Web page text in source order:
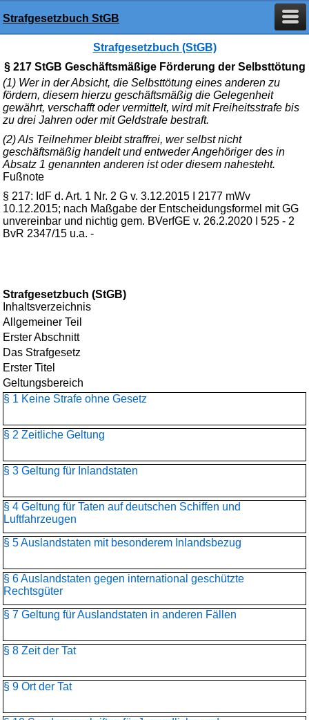
Strafgesetzbuch StGB
Strafgesetzbuch (StGB)
§ 217 StGB Geschäftsmäßige Förderung der Selbsttötung
(1) Wer in der Absicht, die Selbsttötung eines anderen zu
fördern, diesem hierzu geschäftsmäßig die Gelegenheit
gewährt, verschafft oder vermittelt, wird mit Freiheitsstrafe bis
zu drei Jahren oder mit Geldstrafe bestraft.
(2) Als Teilnehmer bleibt straffrei, wer selbst nicht
geschäftsmäßig handelt und entweder Angehöriger des in
Absatz 1 genannten anderen ist oder diesem nahesteht.
Fußnote
§ 217: IdF d. Art. 1 Nr. 2 G v. 3.12.2015 I 2177 mWv
10.12.2015; nach Maßgabe der Entscheidungsformel mit GG
unvereinbar und nichtig gem. BVerfGE v. 26.2.2020 I 525 - 2
BvR 2347/15 u.a. -
Strafgesetzbuch (StGB)
Inhaltsverzeichnis
Allgemeiner Teil
Erster Abschnitt
Das Strafgesetz
Erster Titel
Geltungsbereich
§ 1 Keine Strafe ohne Gesetz
§ 2 Zeitliche Geltung
§ 3 Geltung für Inlandstaten
§ 4 Geltung für Taten auf deutschen Schiffen und
Luftfahrzeugen
§ 5 Auslandstaten mit besonderem Inlandsbezug
§ 6 Auslandstaten gegen international geschützte
Rechtsgüter
§ 7 Geltung für Auslandstaten in anderen Fällen
§ 8 Zeit der Tat
§ 9 Ort der Tat